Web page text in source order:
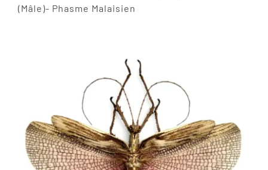
INSECTES NATURALISÉS
CURIOSITÉS
À PROPOS
(Mâle)- Phasme Malaisien